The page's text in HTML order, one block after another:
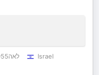
לאה1955
Israel